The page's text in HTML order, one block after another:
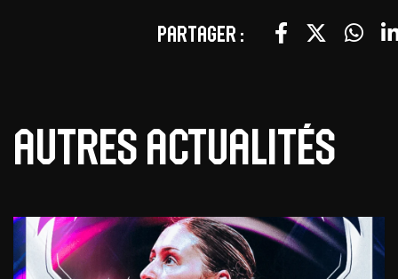
Partager :
Autres actualités